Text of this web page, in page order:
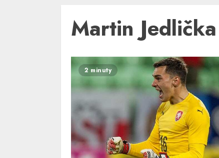
Martin Jedlička
2 minuty